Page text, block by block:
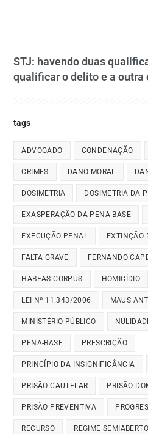
STJ: havendo duas
qualificar o delito e a outra
tags
ADVOGADO CONDENAÇÃO
CRIMES DANO MORAL
DOSIMETRIA DOSIMETRIA DA
EXASPERAÇÃO DA PENA-BASE
EXECUÇÃO PENAL EXTINÇÃO
FALTA GRAVE FERNANDO
HABEAS CORPUS HOMICÍDIO
LEI Nº 11.343/2006 MAUS
MINISTÉRIO PÚBLICO
PENA-BASE PRESCRIÇÃO
PRINCÍPIO DA INSIGNIFICÂNCIA
PRISÃO CAUTELAR PRISÃO
PRISÃO PREVENTIVA
RECURSO REGIME SEMIABERTO